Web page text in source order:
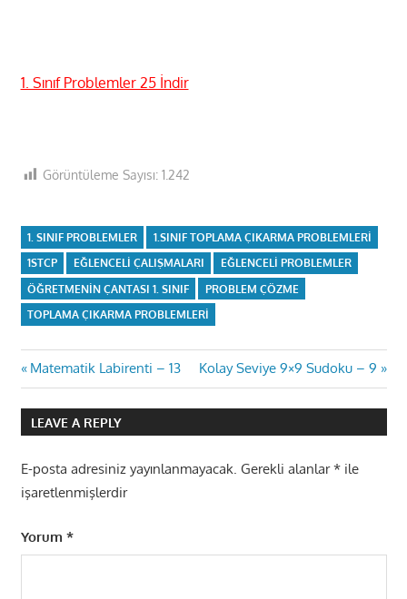
1. Sınıf Problemler 25 İndir
Görüntüleme Sayısı: 1.242
1. SINIF PROBLEMLER
1.SINIF TOPLAMA ÇIKARMA PROBLEMLERI
1STCP
EĞLENCELI ÇALIŞMALARI
EĞLENCELI PROBLEMLER
ÖĞRETMENIN ÇANTASI 1. SINIF
PROBLEM ÇÖZME
TOPLAMA ÇIKARMA PROBLEMLERI
Yazı
gezinmesi
Previous
Post:
Matematik Labirenti – 13
Next
Post:
Kolay Seviye 9×9 Sudoku – 9
LEAVE A REPLY
E-posta adresiniz yayınlanmayacak. Gerekli alanlar*ile
işaretlenmişlerdir
Yorum *